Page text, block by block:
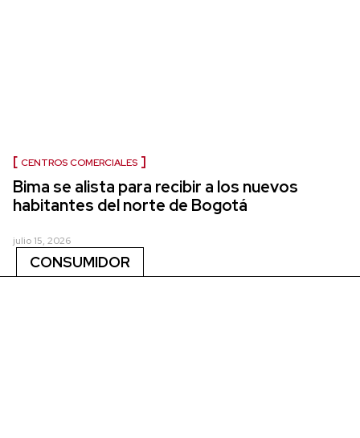
CENTROS COMERCIALES
Bima se alista para recibir a los nuevos
habitantes del norte de Bogotá
julio 15, 2026
CONSUMIDOR